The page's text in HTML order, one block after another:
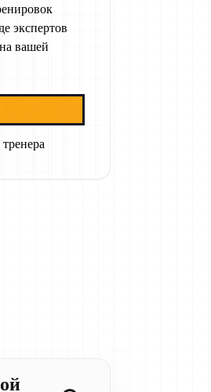
экспертов
вашей